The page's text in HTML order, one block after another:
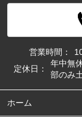
営業時間：
定休日：
年中無
部のみ
ホーム